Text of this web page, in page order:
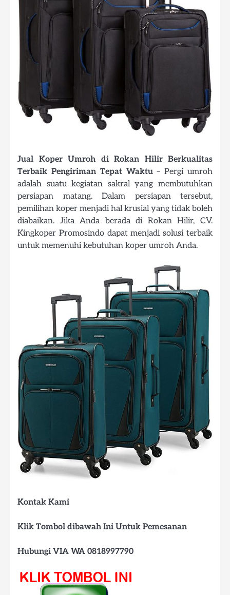
Jual Koper Umroh di Rokan Hilir Berkualitas
Terbaik Pengiriman Tepat Waktu– Pergi umroh
adalah suatu kegiatan sakral yang membutuhkan
persiapan matang. Dalam persiapan tersebut,
pemilihan koper menjadi hal krusial yang tidak boleh
diabaikan. Jika Anda berada di Rokan Hilir, CV.
Kingkoper Promosindo dapat menjadi solusi terbaik
untuk memenuhi kebutuhan koper umroh Anda.
Kontak Kami
Klik Tombol dibawah Ini Untuk Pemesanan
Hubungi VIA WA 0818997790